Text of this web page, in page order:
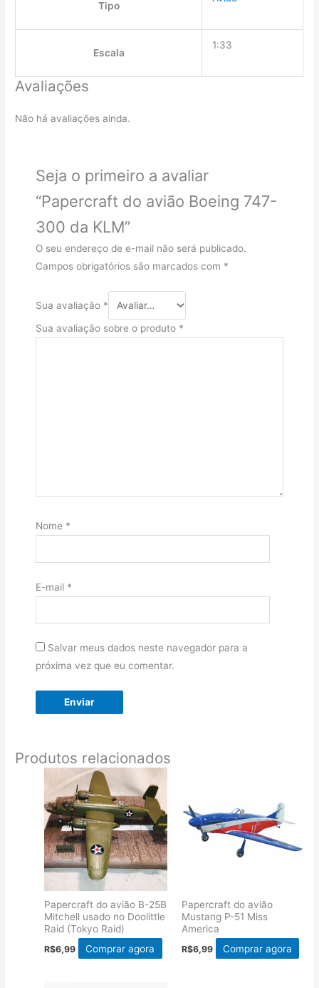
Tipo
Escala
1:33
Avaliações
Não há avaliações ainda.
Seja o primeiro a avaliar
“Papercraft do avião Boeing 747-
300 da KLM”
O seu endereço de e-mail não será publicado.
Campos obrigatórios são marcados com *
Sua avaliação *
Sua avaliação sobre o produto *
Nome *
E-mail *
Salvar meus dados neste navegador para a
próxima vez que eu comentar.
Produtos relacionados
Papercraft do avião B-25B
Mitchell usado no Doolittle
Raid (Tokyo Raid)
R$6,99 Comprar agora
Papercraft do avião
Mustang P-51 Miss
America
R$6,99 Comprar agora